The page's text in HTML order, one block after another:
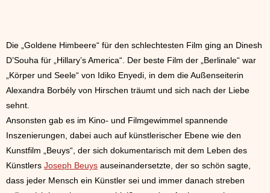
Die „Goldene Himbeere“ für den schlechtesten Film ging an Dinesh
D’Souha für „Hillary’s America“. Der beste Film der „Berlinale“ war
„Körper und Seele“ von Idiko Enyedi, in dem die Außenseiterin
Alexandra Borbély von Hirschen träumt und sich nach der Liebe
sehnt.
Ansonsten gab es im Kino- und Filmgewimmel spannende
Inszenierungen, dabei auch auf künstlerischer Ebene wie den
Kunstfilm „Beuys“, der sich dokumentarisch mit dem Leben des
Künstlers Joseph Beuys auseinandersetzte, der so schön sagte,
dass jeder Mensch ein Künstler sei und immer danach streben